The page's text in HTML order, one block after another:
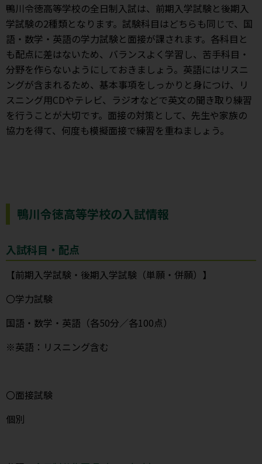
鴨川令徳高等学校の全日制入試は、前期入学試験と後期入
学試験の2種類となります。試験科目はどちらも同じで、国
語・数学・英語の学力試験と面接が課されます。各科目と
も配点に差はないため、バランスよく学習し、苦手科目・
分野を作らないようにしておきましょう。英語にはリスニ
ングが含まれるため、基本事項をしっかりと身につけ、リ
スニング用CDやテレビ、ラジオなどで英文の聞き取り練習
を行うことが大切です。面接の対策として、先生や家族の
協力を得て、何度も模擬面接で練習を重ねましょう。
鴨川令徳高等学校の入試情報
入試科目・配点
【前期入学試験・後期入学試験（単願・併願）】
〇学力試験
国語・数学・英語（各50分／各100点）
※英語：リスニング含む
〇面接試験
個別